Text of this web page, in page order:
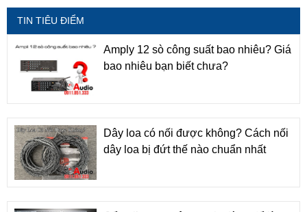
TIN TIÊU ĐIỂM
Amply 12 sò công suất bao nhiêu? Giá
bao nhiêu bạn biết chưa?
Dây loa có nối được không? Cách nối
dây loa bị đứt thế nào chuẩn nhất